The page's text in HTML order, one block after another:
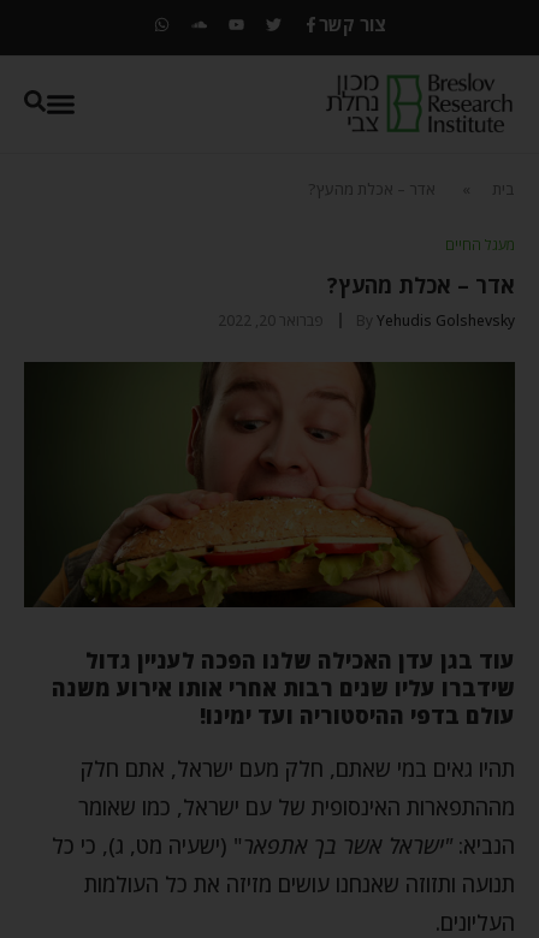
צור קשר
בית אדר – אכלת מהעץ?
מעגל החיים
אדר – אכלת מהעץ?
By Yehudis Golshevsky פברואר 20, 2022
עוד בגן עדן האכילה שלנו הפכה לעניין גדול
שידברו עליו שנים רבות אחרי אותו אירוע משנה
עולם בדפי ההיסטוריה ועד ימינו!
תהיו גאים במי שאתם, חלק מעם ישראל, אתם חלק
מההתפארות האינסופית של עם ישראל, כמו שאומר
הנביא: "ישראל אשר בך אתפאר" (ישעיה מט, ג), כי כל
תנועה ותזוזה שאנחנו עושים מזיזה את כל העולמות
העליונים.